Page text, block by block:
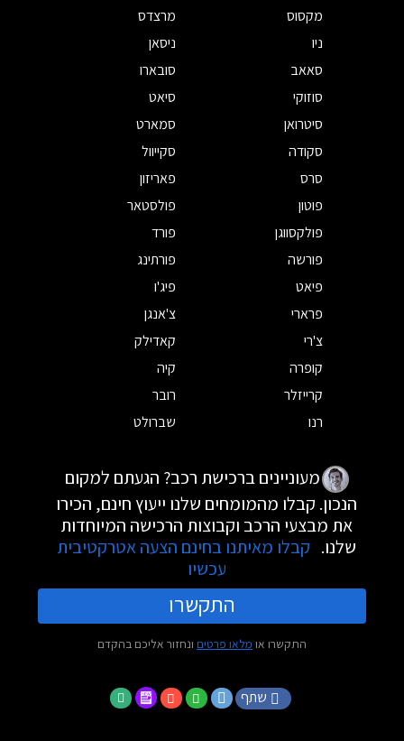
מקסוס
מרצדס
ניו
ניסאן
סאאב
סובארו
סוזוקי
סיאט
סיטרואן
סמארט
סקודה
סקייוול
סרס
פאריזון
פוטון
פולסטאר
פולקסווגן
פורד
פורשה
פורתינג
פיאט
פיג'ו
פרארי
צ'אנגן
צ'רי
קאדילק
קופרה
קיה
קרייזלר
רובר
רנו
שברולט
מעוניינים ברכישת רכב? הגעתם למקום
הנכון. קבלו מהמומחים שלנו ייעוץ חינם, הכירו
את מבצעי הרכב וקבוצות הרכישה המיוחדות
שלנו. קבלו מאיתנו בחינם הצעה אטרקטיבית
עכשיו
התקשרו
התקשרו או מלאו פרטים ונחזור אליכם בהקדם
שתף